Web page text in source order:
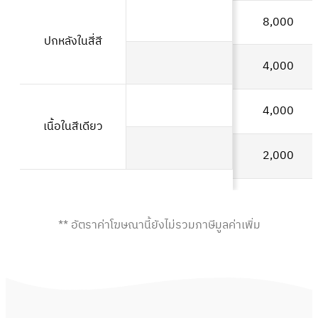
ปกหลังในสี่สี
เนื้อในสีเดียว
8,000
4,000
4,000
2,000
** อัตราค่าโฆษณานี้ยังไม่รวมภาษีมูลค่าเพิ่ม